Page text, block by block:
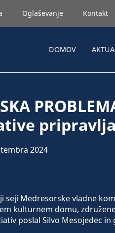
Oglaševanje Kontakt
DOMOV
2024
seji Medresorske vladne
kulturnem domu,
poslal Silvo Mesojedec in